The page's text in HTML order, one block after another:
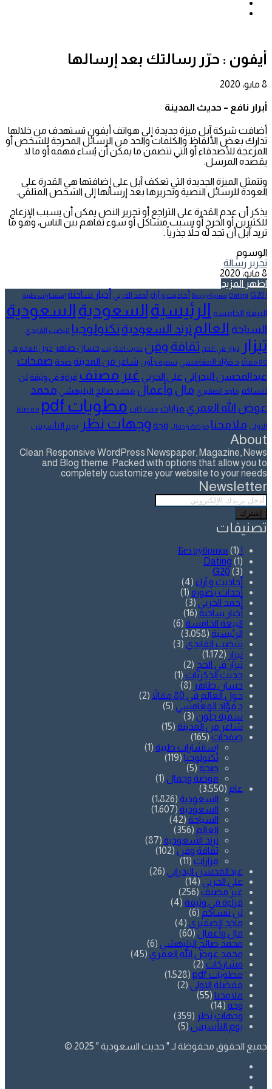
أيفون : حرّر رسالتك بعد إرسالها
8 مايو، 2020
أبرار نافع – حديث المدينة
أضافت شركة آبل ميزة جديدة إلى هواتف أيفون تستهدف من خلالها
تدارك بعض الألفاظ والكلمات والحد من الرسائل المحرجة للشخص أو
المزعجة للأصدقاء أو التي تتضمن ما يمكن أن يُساء فهمه أو ما لا
يقصده المرسل.
وتتمثل الميزة الجديدة التي تعكف آبل على إضافتها هي القدرة على
العودة للرسائل النصية وتحريرها بعد إرسالها إلى الشخص المتلقي.
يذكر أن عدم القدرة على التراجع أو تحرير النص يمكن أن يسبب الإزعاج
للكثيرين أو الحرج أو يسبب مشاكل أو سوء تفاهم بين الناس، وهو ما
تريد آبل أن تجد له حلاً جذرياً .
الوسوم
تحرير رسالة
8 مايو، 2020
اظهر المزيد
! Без рубрики
Dating G20 أحاديث و آراء أحمد الحربي أخبار ساخنة إستشارات طبية
البيعة الخامسة الرئيسيةالسعوديةالسعودية
السياحة العالم ترند السعودية تكنولوجيا تنيضب الفايدي
تيزار تيزار في الحج ثقافة وفن حديث الذكريات حسان طاهر حول العالم في
80 مقالاً
د.فؤاد المغامسي سمية جلّون شاعر من المدينة صحة صفحات
عبدالمحسن البدراني علي الحربي غير مصنف قراءة في وثيقة لن
ننساكم ماجد الصقيري مال وأعمال محمد صالح البليهشي محمد
عوض الله العمري مزارات مشاركات مطويات pdf مفضلة
الاولى ملامحنا موضة وجمال وجه وجهات نظر يوم التأسيس
About
Clean Responsive WordPress Newspaper, Magazine, News
and Blog theme. Packed with options that allow you to
completely customize your website to your needs.
Newsletter
أدخل
بريدك
الإلكتروني
تصنيفات
! Без рубрики
(1)
Dating (1)
G20 (3)
أحاديث و آراء (4)
أحداث بصورة (1)
أحمد الحربي (3)
أخبار ساخنة (16)
البيعة الخامسة (6)
الرئيسية (3٬058)
تنيضب الفايدي (3)
تيزار (1٬172)
تيزار في الحج (2)
حديث الذكريات (1)
حسان طاهر (8)
حول العالم في 80 مقالاً
(2)
د.فؤاد المغامسي (5)
سمية جلّون (3)
شاعر من المدينة (15)
صفحات (165)
إستشارات طبية (1)
تكنولوجيا (119)
صحة (5)
موضة وجمال (1)
عام (3٬550)
السعودية (1٬826)
السعودية (1٬607)
السياحة (42)
العالم (356)
ترند السعودية (87)
ثقافة وفن (102)
مزارات (11)
عبدالمحسن البدراني (26)
علي الحربي (14)
غير مصنف (256)
قراءة في وثيقة (4)
لن ننساكم (6)
ماجد الصقيري (4)
مال وأعمال (60)
محمد صالح البليهشي (6)
محمد عوض الله العمري (45)
مشاركات (2)
مطويات pdf
(1٬528)
مفضلة الاولى (2)
ملامحنا (55)
وجه (14)
وجهات نظر (359)
يوم التأسيس (5)
جميع الحقوق محفوظة لـ " حديث السعودية " 2025 ©